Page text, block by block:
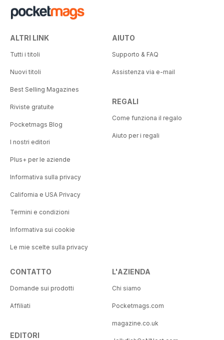
ALTRI LINK
Tutti i titoli
Nuovi titoli
Best Selling Magazines
Riviste gratuite
Pocketmags Blog
I nostri editori
Plus+ per le aziende
Informativa sulla privacy
California e USA Privacy
Termini e condizioni
Informativa sui cookie
Le mie scelte sulla privacy
AIUTO
Supporto & FAQ
Assistenza via e-mail
REGALI
Come funziona il regalo
Aiuto per i regali
CONTATTO
Domande sui prodotti
Affiliati
EDITORI
L'AZIENDA
Chi siamo
Pocketmags.com
magazine.co.uk